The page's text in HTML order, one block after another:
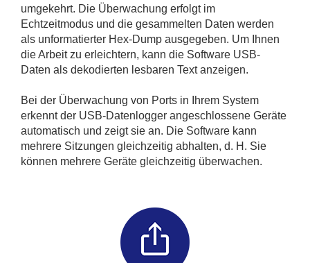
umgekehrt. Die Überwachung erfolgt im
Echtzeitmodus und die gesammelten Daten werden
als unformatierter Hex-Dump ausgegeben. Um Ihnen
die Arbeit zu erleichtern, kann die Software USB-
Daten als dekodierten lesbaren Text anzeigen.
Bei der Überwachung von Ports in Ihrem System
erkennt der USB-Datenlogger angeschlossene Geräte
automatisch und zeigt sie an. Die Software kann
mehrere Sitzungen gleichzeitig abhalten, d. H. Sie
können mehrere Geräte gleichzeitig überwachen.